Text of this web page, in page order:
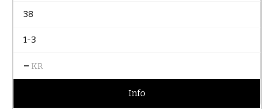
38
1-3
– KR
Info